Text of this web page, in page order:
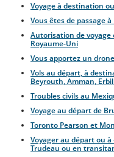
Voyage à destination
Vous êtes de passage
Autorisation de
Royaume-Uni
Vous apportez un
Vols au départ, à
Beyrouth, Amman,
Troubles civils au
Voyage au départ de
Toronto Pearson et
Voyager au départ ou
Trudeau ou en